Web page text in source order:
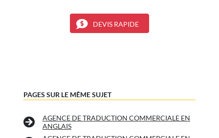
DEVIS RAPIDE
PAGES SUR LE MÊME SUJET
AGENCE DE TRADUCTION COMMERCIALE EN
ANGLAIS